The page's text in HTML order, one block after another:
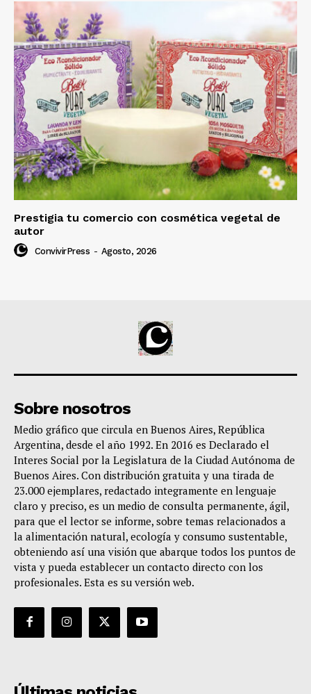
Prestigia tu comercio con cosmética vegetal de
autor
ConvivirPress - Agosto, 2026
Sobre nosotros
Medio gráfico que circula en Buenos Aires, República
Argentina, desde el año 1992. En 2016 es Declarado el
Interes Social por la Legislatura de la Ciudad Autónoma de
Buenos Aires. Con distribución gratuita y una tirada de
23.000 ejemplares, redactado integramente en lenguaje
claro y preciso, es un medio de consulta permanente, ágil,
para que el lector se informe, sobre temas relacionados a
la alimentación natural, ecología y consumo sustentable,
obteniendo así una visión que abarque todos los puntos de
vista y pueda establecer un contacto directo con los
profesionales. Esta es su versión web.